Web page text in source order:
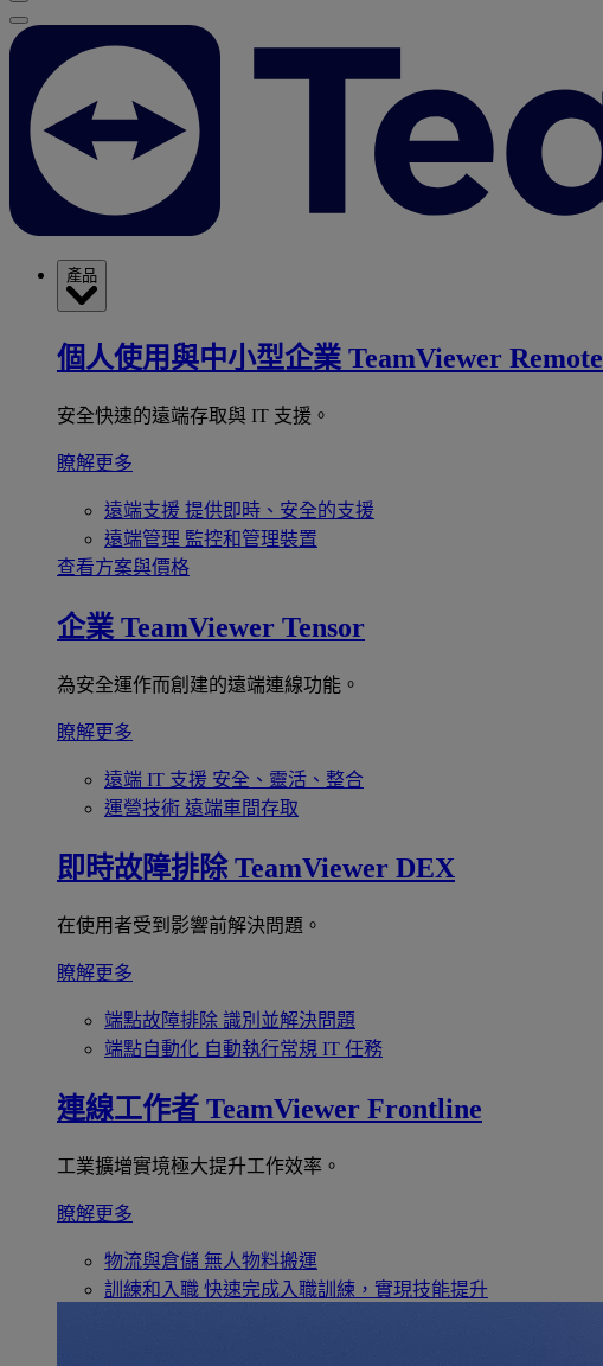
產品
個人使用與中小型企業 TeamViewer Remote
安全快速的遠端存取與 IT 支援。
瞭解更多
遠端支援 提供即時、安全的支援
遠端管理 監控和管理裝置
查看方案與價格
企業 TeamViewer Tensor
為安全運作而創建的遠端連線功能。
瞭解更多
遠端 IT 支援 安全、靈活、整合
運營技術 遠端車間存取
即時故障排除 TeamViewer DEX
在使用者受到影響前解決問題。
瞭解更多
端點故障排除 識別並解決問題
端點自動化 自動執行常規 IT 任務
連線工作者 TeamViewer Frontline
工業擴增實境極大提升工作效率。
瞭解更多
物流與倉儲 無人物料搬運
訓練和入職 快速完成入職訓練，實現技能提升